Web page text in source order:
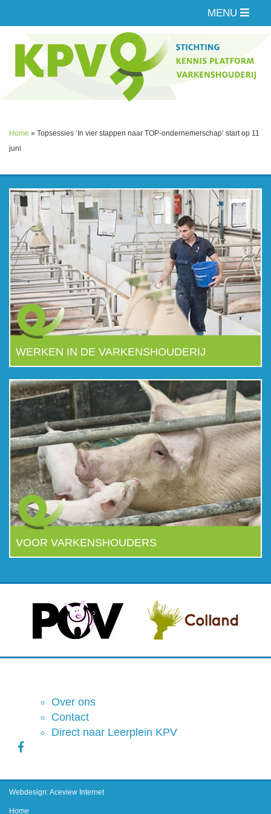
MENU
Home » Topsessies ‘In vier stappen naar TOP-ondernemerschap’ start op 11
juni
WERKEN IN DE VARKENSHOUDERIJ
VOOR VARKENSHOUDERS
Over ons
Contact
Direct naar Leerplein KPV
Webdesign: Aceview Internet
Home